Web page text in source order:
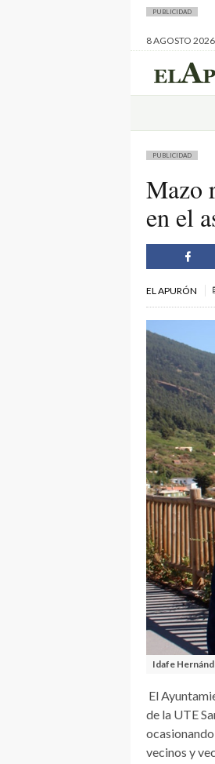
PUBLICIDAD
8 AGOSTO 2026
PUBLICIDAD
Mazo
en el
EL APURÓN
Idafe
El
de la UTE
vecinos y